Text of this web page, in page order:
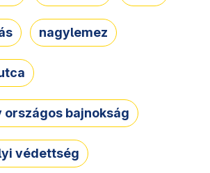
nagylemez
országos bajnokság
védettség